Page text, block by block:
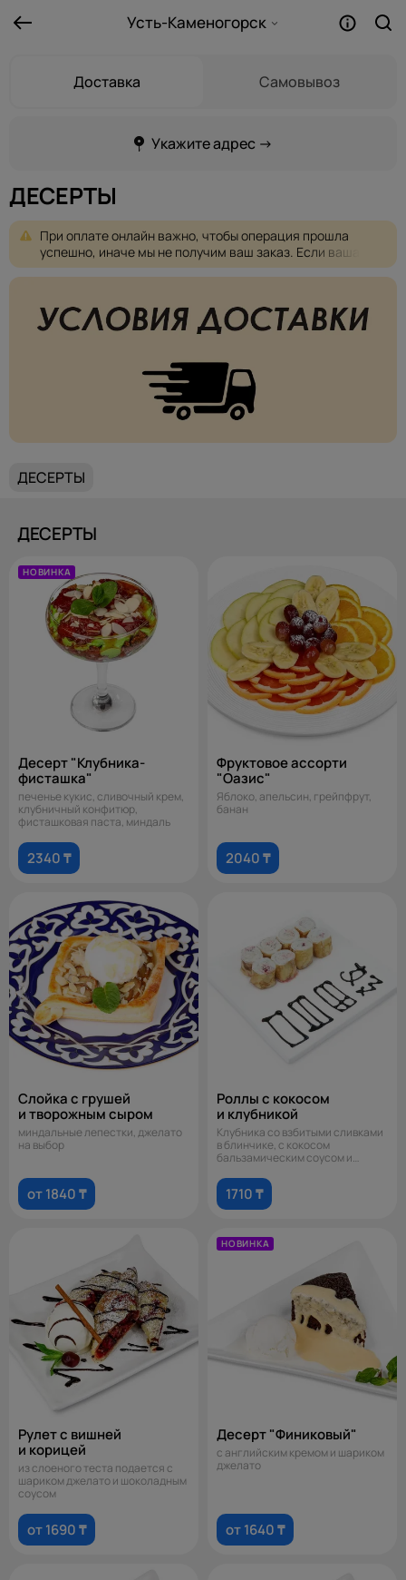
Усть-Каменогорск
Доставка Самовывоз
Укажите адрес →
ДЕСЕРТЫ
При оплатеонлайн важно, чтобыоперация прошла
успешно, иначе мы не получим ваш заказ. Если ваша
оплатанепроходит,пожалуйста,выберитедругую
ДЕСЕРТЫ
ДЕСЕРТЫ
НОВИНКА
Десерт "Клубника-
фисташка"
печенье кукис, сливочный крем,
клубничный конфитюр,
фисташковая паста, миндаль
2340 ₸
Фруктовое ассорти
"Оазис"
Яблоко, апельсин, грейпфрут,
банан
2040 ₸
Слойка с грушей
и творожным сыром
миндальные лепестки, джелато
на выбор
от 1840 ₸
Роллы с кокосом
и клубникой
Клубника со взбитыми сливками
в блинчике, с кокосом
бальзамическим соусом и
1710 ₸
Рулет с вишней
и корицей
из слоеного теста подается с
шариком джелато и шоколадным
соусом
от 1690 ₸
НОВИНКА
Десерт "Финиковый"
с английским кремом и шариком
джелато
от 1640 ₸